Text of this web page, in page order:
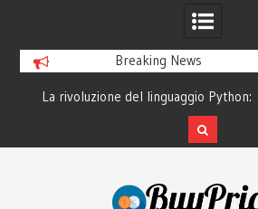
Breaking News
La rivoluzione del linguaggio Python:
perché tutti lo studiano